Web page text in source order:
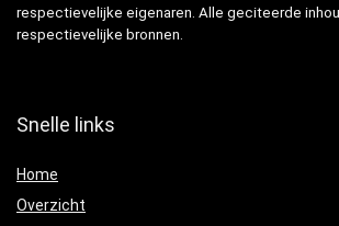
respectievelijke eigenaren. Alle geciteerde
respectievelijke bronnen.
Snelle links
Home
Overzicht